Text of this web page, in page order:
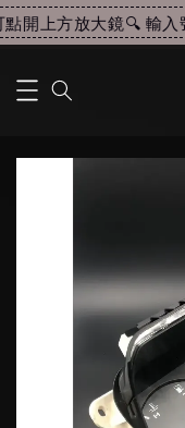
開上方放大鏡🔍 輸入